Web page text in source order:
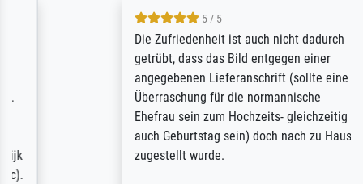
5 / 5
Die Zufriedenheit ist auch nicht dadurch
getrübt, dass das Bild entgegen einer
angegebenen Lieferanschrift (sollte eine
Überraschung für die normannische
Ehefrau sein zum Hochzeits- gleichzeitig
auch Geburtstag sein) doch nach zu Hause
zugestellt wurde.